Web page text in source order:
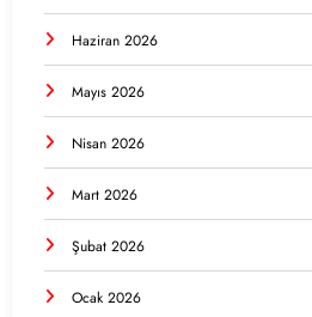
Haziran 2026
Mayıs 2026
Nisan 2026
Mart 2026
Şubat 2026
Ocak 2026